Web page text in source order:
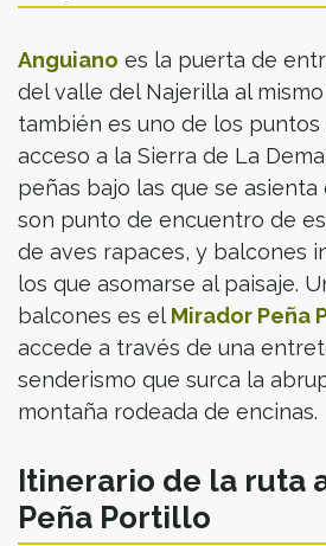
Anguiano es la puerta de
del valle del Najerilla al
también es uno de los
acceso a la Sierra de La
peñas bajo las que se asienta
son punto de encuentro de
de aves rapaces, y balcones
los que asomarse al paisaje.
balcones es el Mirador Peña
accede a través de una
senderismo que surca la
montaña rodeada de encinas.
Itinerario de la ruta
Peña Portillo